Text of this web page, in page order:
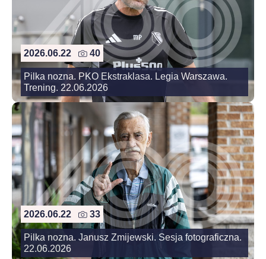
2026.06.22 40
Pilka nozna. PKO Ekstraklasa. Legia Warszawa.
Trening. 22.06.2026
2026.06.22 33
Pilka nozna. Janusz Zmijewski. Sesja fotograficzna.
22.06.2026